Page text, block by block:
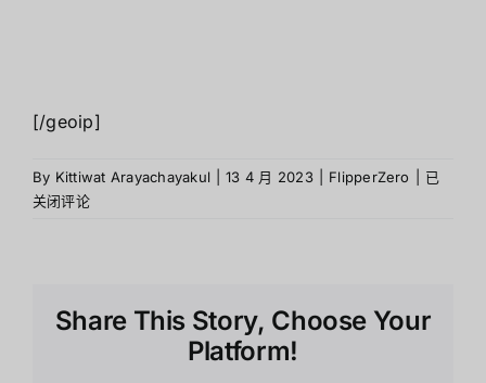
[/geoip]
By Kittiwat Arayachayakul 13 4 月 2023 FlipperZero
Flipper
งาน
已
关闭评论
Share This Story, Choose Your
Platform!